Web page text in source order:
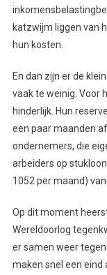
katzwijm liggen van
hun kosten.
En dan zijn er de
vaak te weinig. Voor
hinderlijk. Hun
een paar maanden
ondernemers, die
arbeiders op
1052 per maand)
Op dit moment
Wereldoorlog
er samen weer
maken snel een eind